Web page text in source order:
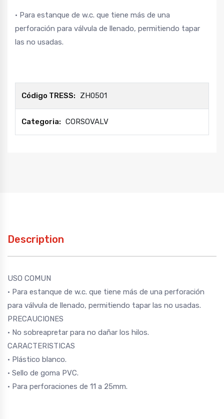
• Para estanque de w.c. que tiene más de una
perforación para válvula de llenado, permitiendo tapar
las no usadas.
Código TRESS: ZH0501
Categoria: CORSOVALV
Description
USO COMUN
• Para estanque de w.c. que tiene más de una perforación
para válvula de llenado, permitiendo tapar las no usadas.
PRECAUCIONES
• No sobreapretar para no dañar los hilos.
CARACTERISTICAS
• Plástico blanco.
• Sello de goma PVC.
• Para perforaciones de 11 a 25mm.